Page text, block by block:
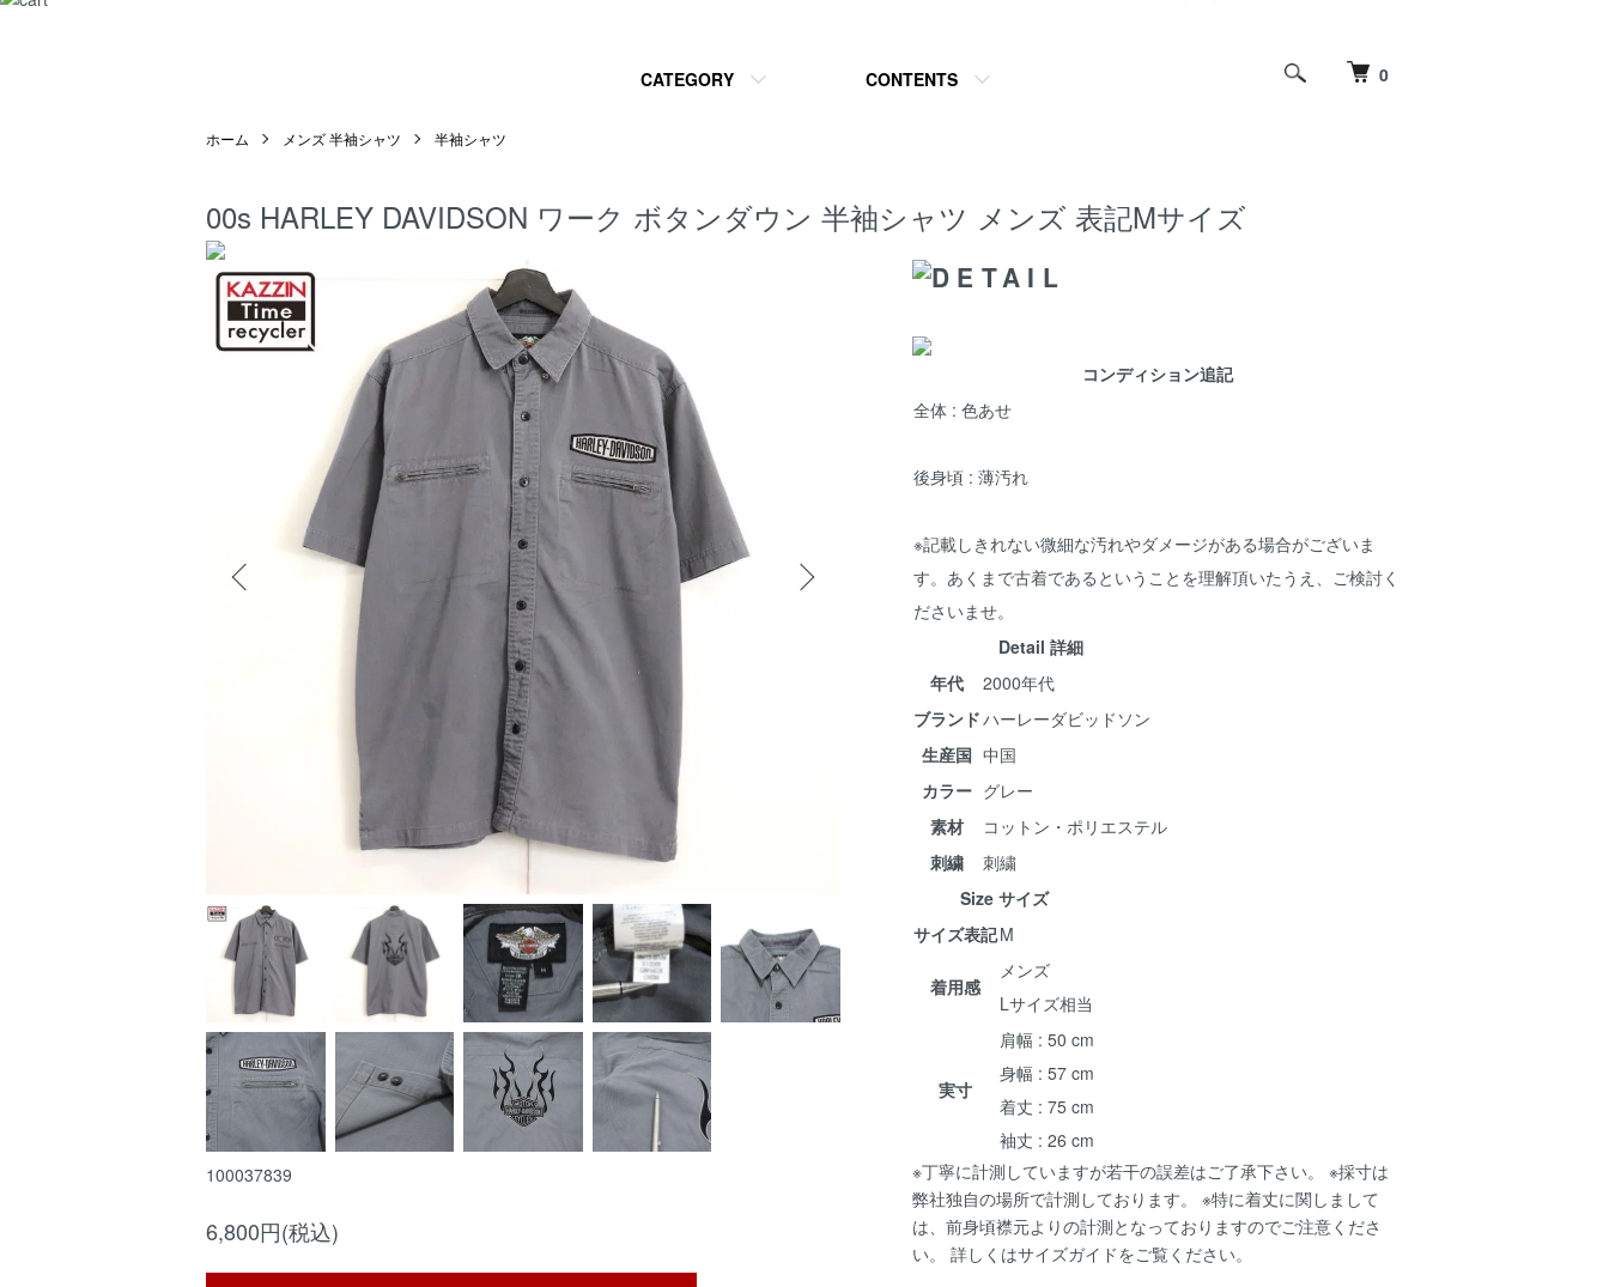
0
CATEGORY CONTENTS
ホーム メンズ 半袖シャツ 半袖シャツ
00s HARLEY DAVIDSON ワーク ボタンダウン 半袖シャツ メンズ 表記Mサイズ
100037839
6,800円(税込)
コンディション追記
全体 : 色あせ
後身頃 : 薄汚れ
※記載しきれない微細な汚れやダメージがある場合がございま
す。あくまで古着であるということを理解頂いたうえ、ご検討く
ださいませ。
Detail 詳細
年代
2000年代
ブランドハーレーダビッドソン
生産国 中国
カラー グレー
素材
コットン・ポリエステル
刺繍
刺繍
Size サイズ
サイズ表記M
着用感
メンズ
Lサイズ相当
実寸
肩幅 : 50 cm
身幅 : 57 cm
着丈 : 75 cm
袖丈 : 26 cm
※丁寧に計測していますが若干の誤差はご了承下さい。 ※採寸は
弊社独自の場所で計測しております。 ※特に着丈に関しまして
は、前身頃襟元よりの計測となっておりますのでご注意くださ
い。 詳しくはサイズガイドをご覧ください。